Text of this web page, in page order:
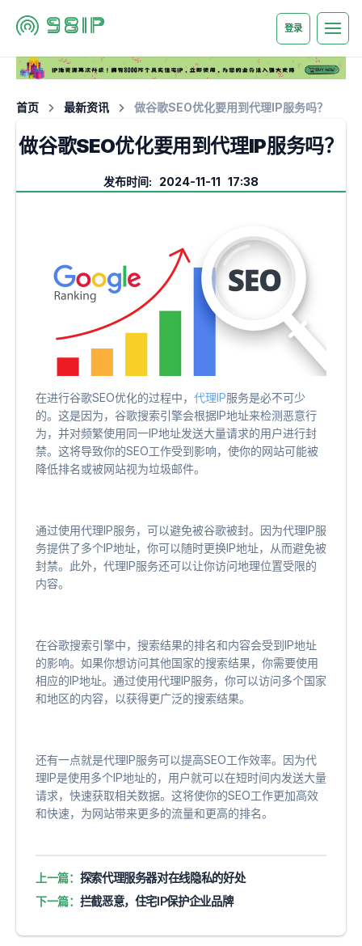
登录
首页 最新资讯 做谷歌SEO优化要用到代理IP服务吗？
做谷歌SEO优化要用到代理IP服务吗？
发布时间: 2024-11-11 17:38
在进行谷歌SEO优化的过程中， 代理IP服务是必不可少
的。这是因为，谷歌搜索引擎会根据IP地址来检测恶意行
为，并对频繁使用同一IP地址发送大量请求的用户进行封
禁。这将导致你的SEO工作受到影响，使你的网站可能被
降低排名或被网站视为垃圾邮件。
通过使用代理IP服务，可以避免被谷歌被封。因为代理IP服
务提供了多个IP地址，你可以随时更换IP地址，从而避免被
封禁。此外，代理IP服务还可以让你访问地理位置受限的
内容。
在谷歌搜索引擎中，搜索结果的排名和内容会受到IP地址
的影响。如果你想访问其他国家的搜索结果，你需要使用
相应的IP地址。通过使用代理IP服务，你可以访问多个国家
和地区的内容，以获得更广泛的搜索结果。
还有一点就是代理IP服务可以提高SEO工作效率。因为代
理IP是使用多个IP地址的，用户就可以在短时间内发送大量
请求，快速获取相关数据。这将使你的SEO工作更加高效
和快速，为网站带来更多的流量和更高的排名。
上一篇： 探索代理服务器对在线隐私的好处
下一篇： 拦截恶意，住宅IP保护企业品牌